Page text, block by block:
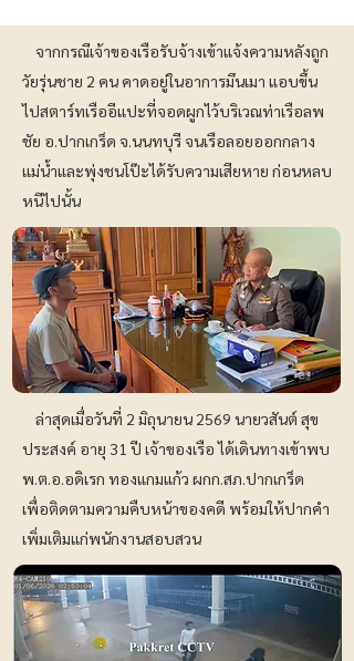
จากกรณีเจ้าของเรือรับจ้างเข้าแจ้งความหลังถูก
วัยรุ่นชาย 2 คน คาดอยู่ในอาการมึนเมา แอบขึ้น
ไปสตาร์ทเรืออีแปะที่จอดผูกไว้บริเวณท่าเรือลพ
ชัย อ.ปากเกร็ด จ.นนทบุรี จนเรือลอยออกกลาง
แม่น้ำและพุ่งชนโป๊ะได้รับความเสียหาย ก่อนหลบ
หนีไปนั้น
ล่าสุดเมื่อวันที่ 2 มิถุนายน 2569 นายวสันต์ สุข
ประสงค์ อายุ 31 ปี เจ้าของเรือ ได้เดินทางเข้าพบ
พ.ต.อ.อดิเรก ทองแกมแก้ว ผกก.สภ.ปากเกร็ด
เพื่อติดตามความคืบหน้าของคดี พร้อมให้ปากคำ
เพิ่มเติมแก่พนักงานสอบสวน